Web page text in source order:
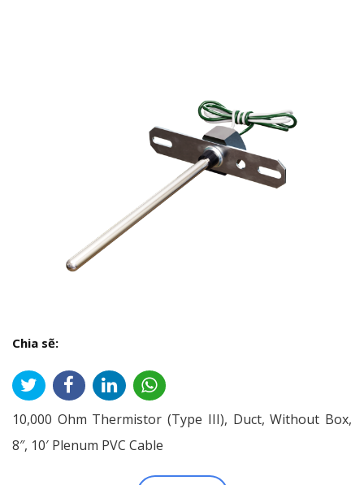
Chia sẽ:
10,000 Ohm Thermistor (Type III), Duct, Without Box,
8″, 10′ Plenum PVC Cable